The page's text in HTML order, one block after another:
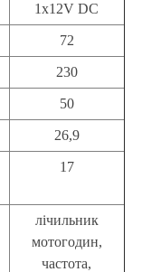
1x12V DC
72
230
50
26,9
17
лічильник
мотогодин,
частота,